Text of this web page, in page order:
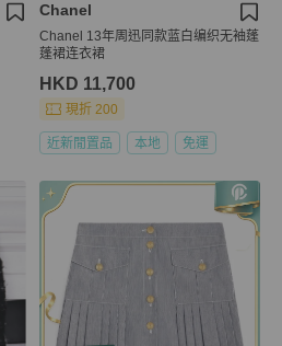
Chanel
Chanel 13年周迅同款蓝白编织无袖蓬
蓬裙连衣裙
HKD 11,700
現折 200
近新閒置品 本地 免運